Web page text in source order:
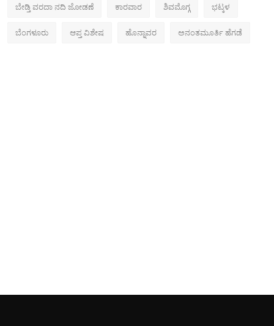
ಬೇಡ್ತಿ ವರದಾ ನದಿ ಜೋಡಣೆ ಕಾರವಾರ ಶಿವಮೊಗ್ಗ ಭಟ್ಕಳ
ಬೆಂಗಳೂರು ಆಪ್ತ ವಿಶೇಷ ಹೊನ್ನಾವರ ಅನಂತಮೂರ್ತಿ ಹೆಗಡೆ